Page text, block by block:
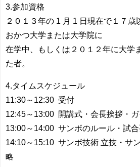
3.参加資格
２０１３年の 1 月 1 日現在で１７歳
おかつ大学または大学院に
在学中、もしくは２０１２年に大学
た者。
4.タイムスケジュール
11:30～12:30 受付
12:45～13:00 開講式・会長挨拶・ガ
13:00～14:00 サンボのルール・試
14:10～15:10 サンボ技術 立技・サ
略